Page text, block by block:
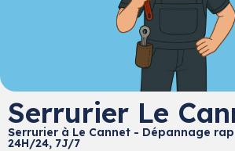
Serrurier Le
Serrurier à Le Cannet - Dépannage
24H/24, 7J/7